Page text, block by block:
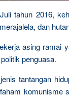
tahun 2016,
dan
asing ramai
penguasa.
tantangan
komunisme